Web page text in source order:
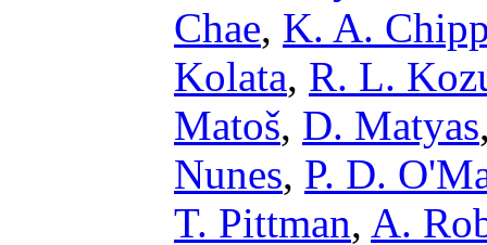
Chae, K. A.
Kolata, R. L.
Matoš, D. Matyas
Nunes, P. D.
T. Pittman, A.